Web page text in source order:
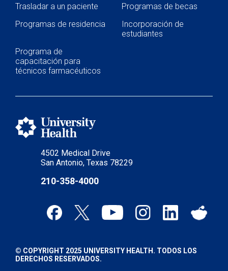
4502 Medical Drive
San Antonio, Texas 78229
210-358-4000
Trasladar a un paciente
Programas de becas
Programas de residencia
Incorporación de
estudiantes
Programa de
capacitación para
técnicos farmacéuticos
© COPYRIGHT 2025 UNIVERSITY HEALTH. TODOS LOS
DERECHOS RESERVADOS.